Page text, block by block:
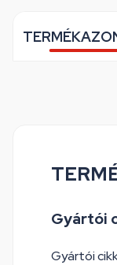
Gyártói
Gyártói